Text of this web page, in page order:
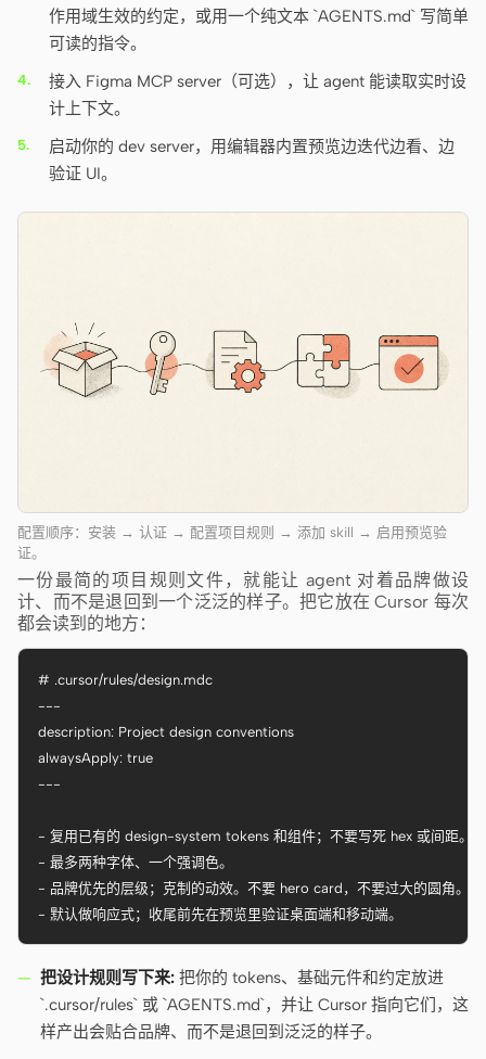
作用域生效的约定，或用一个纯文本 `AGENTS.md` 写简单
可读的指令。
接入 Figma MCP server（可选），让 agent 能读取实时设
计上下文。
启动你的 dev server，用编辑器内置预览边迭代边看、边
验证 UI。
配置顺序：安装 → 认证 → 配置项目规则 → 添加 skill → 启用预览验
证。
一份最简的项目规则文件，就能让 agent 对着品牌做设
计、而不是退回到一个泛泛的样子。把它放在 Cursor 每次
都会读到的地方：
# .cursor/rules/design.mdc
---
description: Project design conventions
alwaysApply: true
---
- 复用已有的 design-system tokens 和组件；不要写死 hex 或间距。
- 最多两种字体、一个强调色。
- 品牌优先的层级；克制的动效。不要 hero card，不要过大的圆角。
- 默认做响应式；收尾前先在预览里验证桌面端和移动端。
把设计规则写下来: 把你的 tokens、基础元件和约定放进
`.cursor/rules` 或 `AGENTS.md`，并让 Cursor 指向它们，这
样产出会贴合品牌、而不是退回到泛泛的样子。